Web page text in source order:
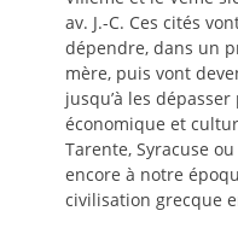
av. J.-C. Ces cités
dépendre, dans un
mère, puis vont
jusqu’à les
économique et
Tarente, Syracuse
encore à notre
civilisation grecque